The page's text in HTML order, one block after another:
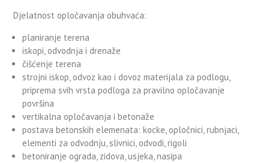
Djelatnost opločavanja obuhvaća:
planiranje terena
iskopi, odvodnja i drenaže
čišćenje terena
strojni iskop, odvoz kao i dovoz materijala za podlogu,
priprema svih vrsta podloga za pravilno opločavanje
površina
vertikalna opločavanja i betonaže
postava betonskih elemenata: kocke, opločnici, rubnjaci,
elementi za odvodnju, slivnici, odvodi, rigoli
betoniranje ograda, zidova, usjeka, nasipa